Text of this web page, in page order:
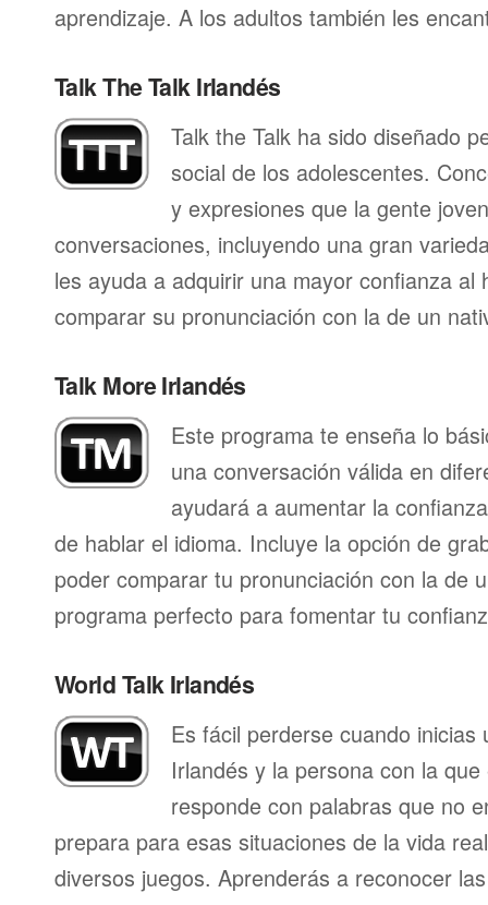
aprendizaje. A los adultos también les
Talk The Talk Irlandés
Talk the Talk ha sido diseñado
social de los adolescentes.
y expresiones que la gente
conversaciones, incluyendo una gran
les ayuda a adquirir una mayor confianza al
comparar su pronunciación con la de un
Talk More Irlandés
Este programa te enseña lo
una conversación válida en
ayudará a aumentar la
de hablar el idioma. Incluye la opción de
poder comparar tu pronunciación con la de
programa perfecto para fomentar tu
World Talk Irlandés
Es fácil perderse cuando inicias
Irlandés y la persona con la
responde con palabras que no
prepara para esas situaciones de la vida
diversos juegos. Aprenderás a reconocer